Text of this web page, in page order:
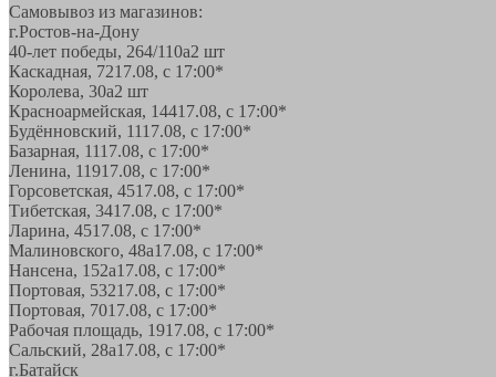
Самовывоз из магазинов:
г.Ростов-на-Дону
40-лет победы, 264/110а2 шт
Каскадная, 7217.08, с 17:00*
Королева, 30а2 шт
Красноармейская, 14417.08, с 17:00*
Будённовский, 1117.08, с 17:00*
Базарная, 1117.08, с 17:00*
Ленина, 11917.08, с 17:00*
Горсоветская, 4517.08, с 17:00*
Тибетская, 3417.08, с 17:00*
Ларина, 4517.08, с 17:00*
Малиновского, 48а17.08, с 17:00*
Нансена, 152а17.08, с 17:00*
Портовая, 53217.08, с 17:00*
Портовая, 7017.08, с 17:00*
Рабочая площадь, 1917.08, с 17:00*
Сальский, 28a17.08, с 17:00*
г.Батайск